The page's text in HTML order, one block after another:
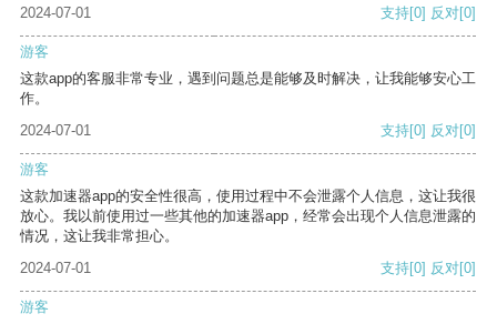
2024-07-01 支持[0] 反对[0]
游客
这款app的客服非常专业，遇到问题总是能够及时解决，让我能够安心工
作。
2024-07-01
支持[0] 反对[0]
游客
这款加速器app的安全性很高，使用过程中不会泄露个人信息，这让我很
放心。我以前使用过一些其他的加速器app，经常会出现个人信息泄露的
情况，这让我非常担心。
2024-07-01
支持[0] 反对[0]
游客